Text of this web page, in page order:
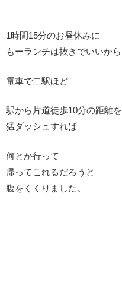
1時間15分のお昼休みに
もーランチは抜きでいいから
電車で二駅ほど
駅から片道徒歩10分の距離を
猛ダッシュすれば
何とか行って
帰ってこれるだろうと
腹をくくりました。